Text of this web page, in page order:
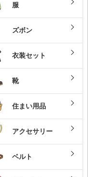
服
ズボン
衣装セット
靴
住まい用品
アクセサリー
ベルト